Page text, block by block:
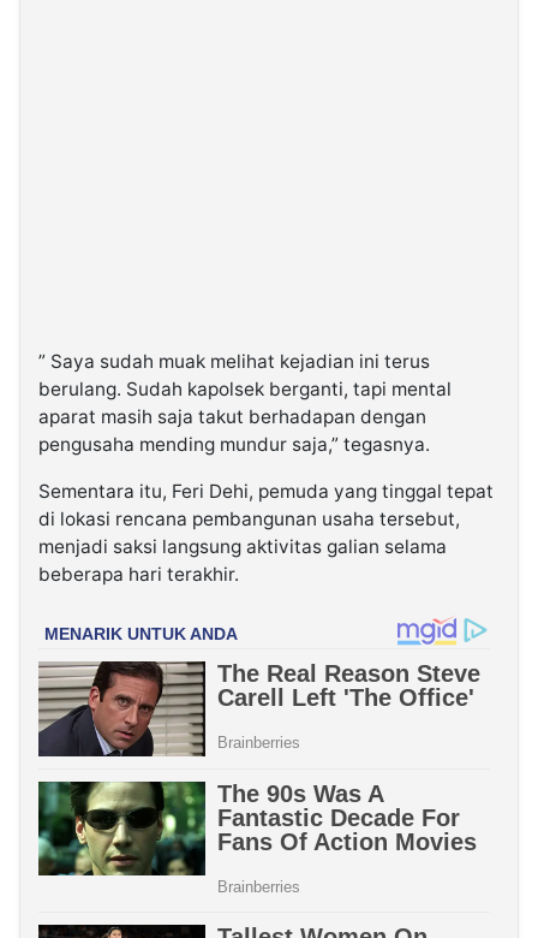
” Saya sudah muak melihat kejadian ini terus
berulang. Sudah kapolsek berganti, tapi mental
aparat masih saja takut berhadapan dengan
pengusaha mending mundur saja,” tegasnya.
Sementara itu, Feri Dehi, pemuda yang tinggal tepat
di lokasi rencana pembangunan usaha tersebut,
menjadi saksi langsung aktivitas galian selama
beberapa hari terakhir.